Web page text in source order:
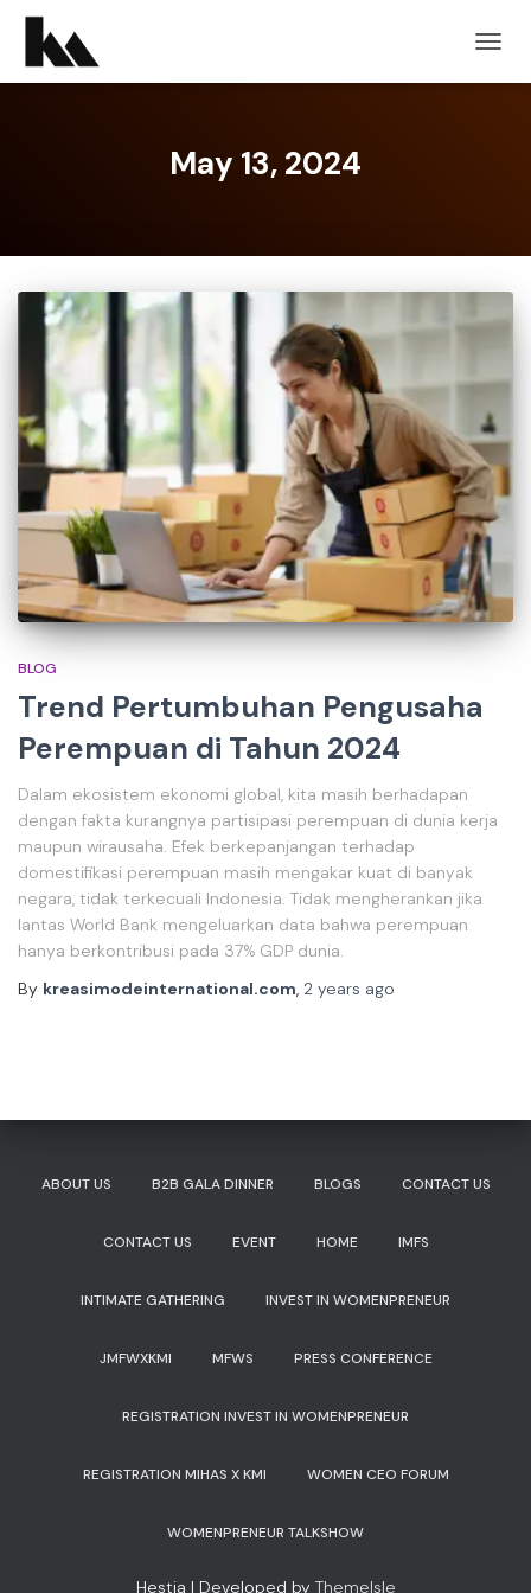
May 13, 2024
BLOG
Trend Pertumbuhan Pengusaha
Perempuan di Tahun 2024
Dalam ekosistem ekonomi global, kita masih berhadapan
dengan fakta kurangnya partisipasi perempuan di dunia kerja
maupun wirausaha. Efek berkepanjangan terhadap
domestifikasi perempuan masih mengakar kuat di banyak
negara, tidak terkecuali Indonesia. Tidak mengherankan jika
lantas World Bank mengeluarkan data bahwa perempuan
hanya berkontribusi pada 37% GDP dunia.
By kreasimodeinternational.com, 2 years ago
ABOUT US B2B GALA DINNER BLOGS CONTACT US
CONTACT US EVENT HOME IMFS
INTIMATE GATHERING INVEST IN WOMENPRENEUR
JMFWXKMI MFWS PRESS CONFERENCE
REGISTRATION INVEST IN WOMENPRENEUR
REGISTRATION MIHAS X KMI WOMEN CEO FORUM
WOMENPRENEUR TALKSHOW
Hestia | Developed by ThemeIsle